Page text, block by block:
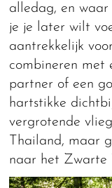
alledag, en
je je later wilt
aantrekkelijk
combineren met
partner of een
hartstikke
vergrotende
Thailand, maar
naar het Zwarte